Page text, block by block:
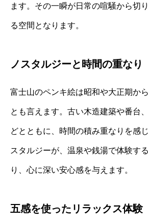
ます。その一瞬が日常の喧騒から切
る空間となります。
ノスタルジーと時間の重なり
富士山のペンキ絵は昭和や大正期か
とも言えます。古い木造建築や番台
どとともに、時間の積み重なりを感
スタルジーが、温泉や銭湯で体験す
り、心に深い安心感を与えます。
五感を使ったリラックス体験